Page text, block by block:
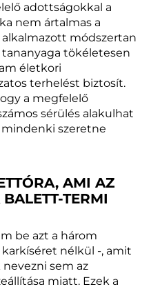
adottságokkal a
nem ártalmas a
módszertan
tökéletesen
életkori
terhelést biztosít.
a megfelelő
sérülés alakulhat
szeretne
AMI AZ
TERMI
be azt a három
nélkül -, amit
sem az
miatt. Ezek a